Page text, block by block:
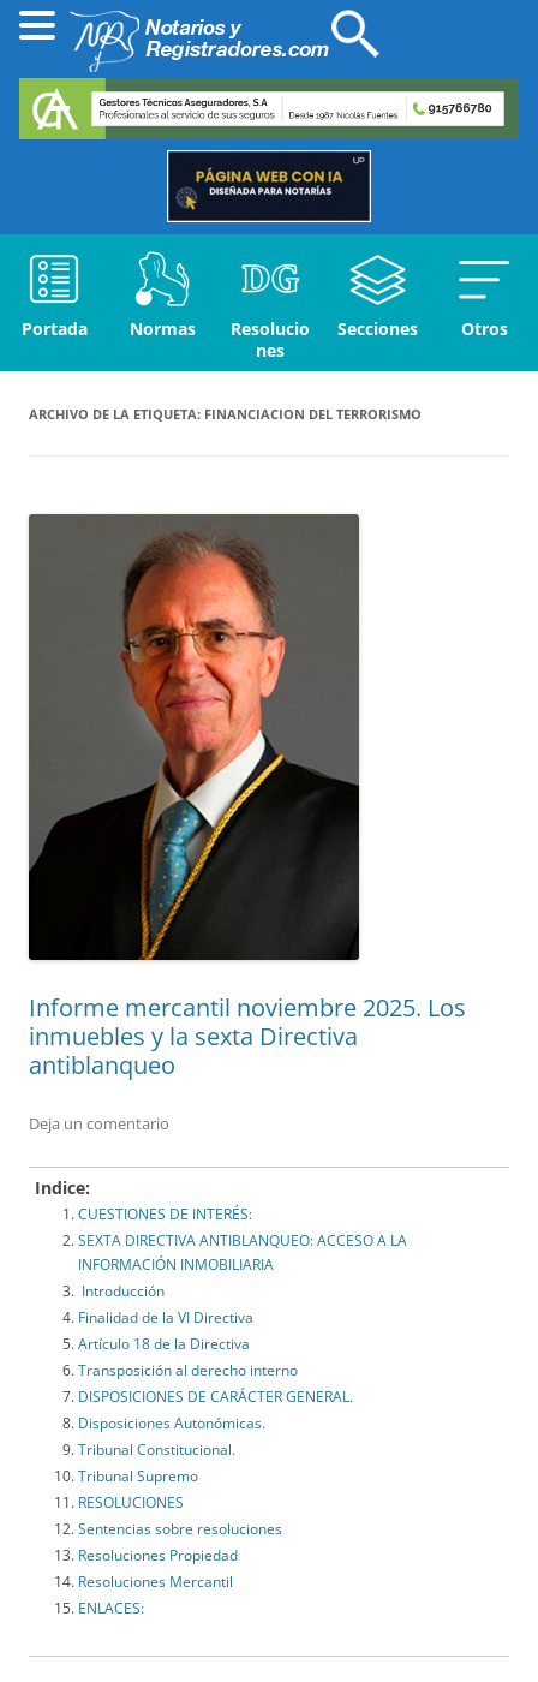
Portada Normas
Resolucio
nes
Secciones Otros
ARCHIVO DE LA ETIQUETA: FINANCIACION DEL TERRORISMO
Informe mercantil noviembre 2025. Los
inmuebles y la sexta Directiva
antiblanqueo
Deja un comentario
Indice:
CUESTIONES DE INTERÉS:
SEXTA DIRECTIVA ANTIBLANQUEO: ACCESO A LA
INFORMACIÓN INMOBILIARIA
Introducción
Finalidad de la VI Directiva
Artículo 18 de la Directiva
Transposición al derecho interno
DISPOSICIONES DE CARÁCTER GENERAL.
Disposiciones Autonómicas.
Tribunal Constitucional.
Tribunal Supremo
RESOLUCIONES
Sentencias sobre resoluciones
Resoluciones Propiedad
Resoluciones Mercantil
ENLACES: